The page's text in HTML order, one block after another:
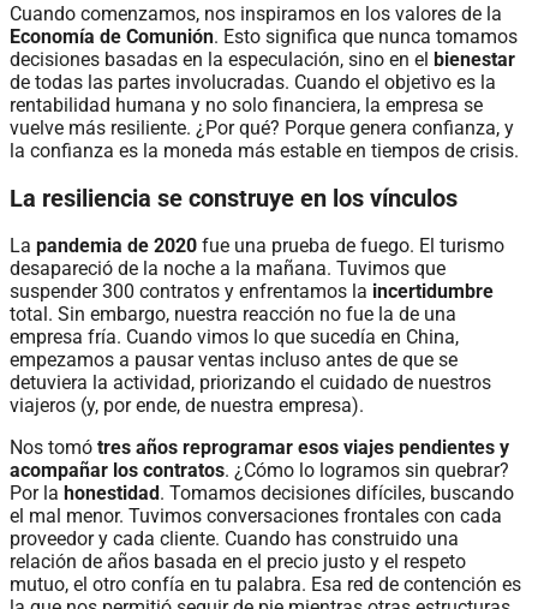
Cuando comenzamos, nos inspiramos en los valores de la
Economía de Comunión. Esto significa que nunca tomamos
decisiones basadas en la especulación, sino en el bienestar
de todas las partes involucradas. Cuando el objetivo es la
rentabilidad humana y no solo financiera, la empresa se
vuelve más resiliente. ¿Por qué? Porque genera confianza, y
la confianza es la moneda más estable en tiempos de crisis.
La resiliencia se construye en los vínculos
La pandemia de 2020 fue una prueba de fuego. El turismo
desapareció de la noche a la mañana. Tuvimos que
suspender 300 contratos y enfrentamos la incertidumbre
total. Sin embargo, nuestra reacción no fue la de una
empresa fría. Cuando vimos lo que sucedía en China,
empezamos a pausar ventas incluso antes de que se
detuviera la actividad, priorizando el cuidado de nuestros
viajeros (y, por ende, de nuestra empresa).
Nos tomó tres años reprogramar esos viajes pendientes y
acompañar los contratos. ¿Cómo lo logramos sin quebrar?
Por la honestidad. Tomamos decisiones difíciles, buscando
el mal menor. Tuvimos conversaciones frontales con cada
proveedor y cada cliente. Cuando has construido una
relación de años basada en el precio justo y el respeto
mutuo, el otro confía en tu palabra. Esa red de contención es